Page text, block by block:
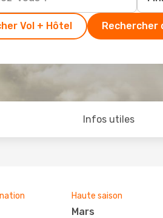
Vol + Hôtel Rechercher
Infos utiles
Haute saison
mars